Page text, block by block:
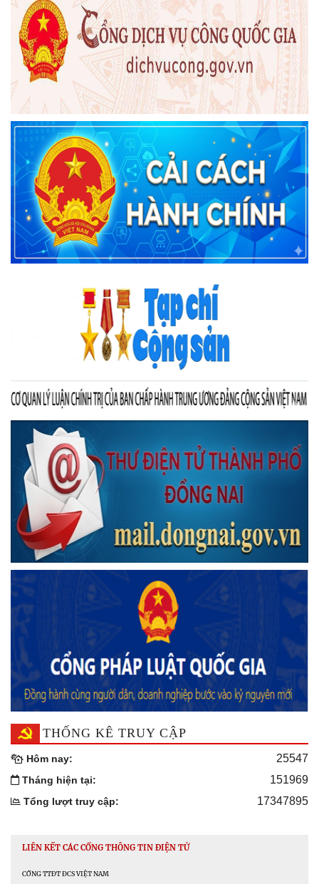
THỐNG KÊ TRUY CẬP
Hôm nay: 25547
Tháng hiện tại: 151969
Tổng lượt truy cập: 17347895
LIÊN KẾT CÁC CỔNG THÔNG TIN ĐIỆN TỬ
CỔNG TTĐT ĐCS VIỆT NAM